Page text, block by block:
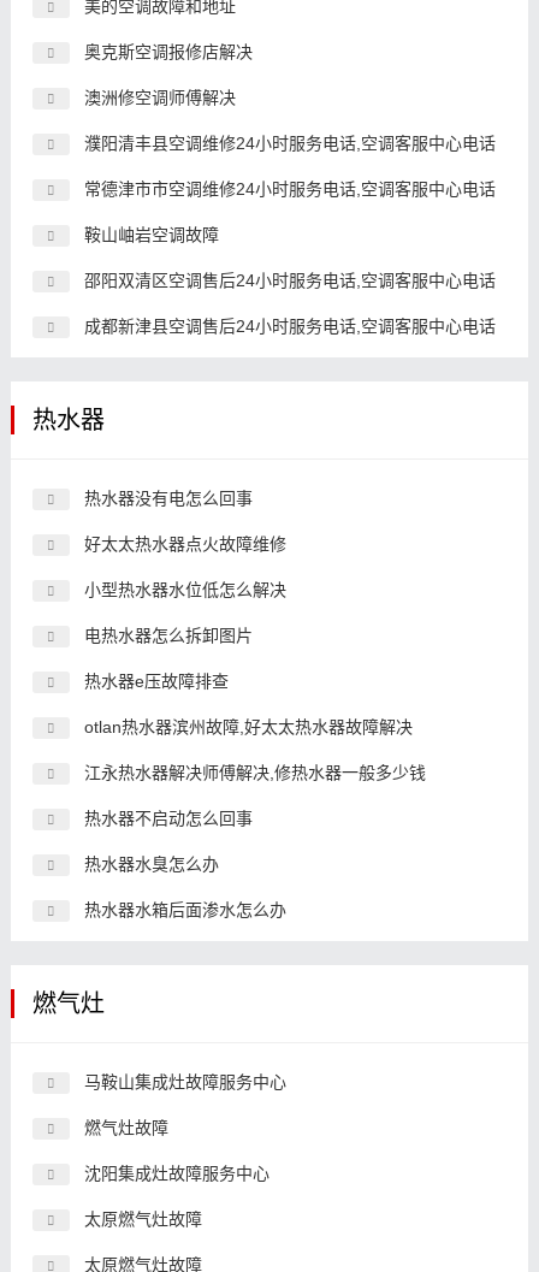
美的空调故障和地址
奥克斯空调报修店解决
澳洲修空调师傅解决
濮阳清丰县空调维修24小时服务电话,空调客服中心电话
常德津市市空调维修24小时服务电话,空调客服中心电话
鞍山岫岩空调故障
邵阳双清区空调售后24小时服务电话,空调客服中心电话
成都新津县空调售后24小时服务电话,空调客服中心电话
热水器
热水器没有电怎么回事
好太太热水器点火故障维修
小型热水器水位低怎么解决
电热水器怎么拆卸图片
热水器e压故障排查
otlan热水器滨州故障,好太太热水器故障解决
江永热水器解决师傅解决,修热水器一般多少钱
热水器不启动怎么回事
热水器水臭怎么办
热水器水箱后面渗水怎么办
燃气灶
马鞍山集成灶故障服务中心
燃气灶故障
沈阳集成灶故障服务中心
太原燃气灶故障
太原燃气灶故障